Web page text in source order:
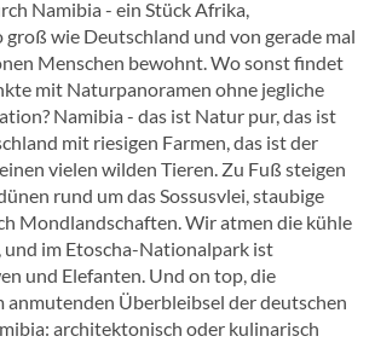
Namibia - ein Stück Afrika,
groß wie Deutschland und von gerade mal
Menschen bewohnt. Wo sonst findet
mit Naturpanoramen ohne jegliche
Namibia - das ist Natur pur, das ist
mit riesigen Farmen, das ist der
vielen wilden Tieren. Zu Fuß steigen
rund um das Sossusvlei, staubige
Mondlandschaften. Wir atmen die kühle
im Etoscha-Nationalpark ist
und Elefanten. Und on top, die
anmutenden Überbleibsel der deutschen
architektonisch oder kulinarisch